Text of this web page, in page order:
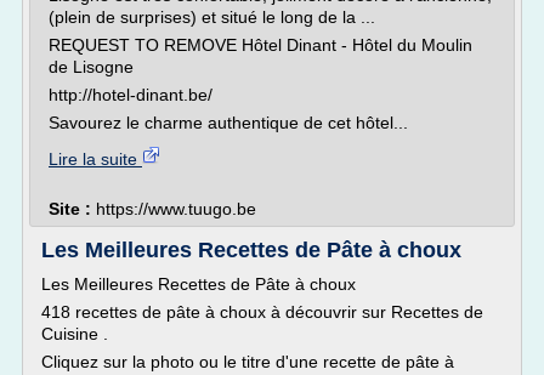
(plein de surprises) et situé le long de la ...
REQUEST TO REMOVE Hôtel Dinant - Hôtel du Moulin
de Lisogne
http://hotel-dinant.be/
Savourez le charme authentique de cet hôtel...
Lire la suite
Site : https://www.tuugo.be
Les Meilleures Recettes de Pâte à choux
Les Meilleures Recettes de Pâte à choux
418 recettes de pâte à choux à découvrir sur Recettes de
Cuisine .
Cliquez sur la photo ou le titre d'une recette de pâte à